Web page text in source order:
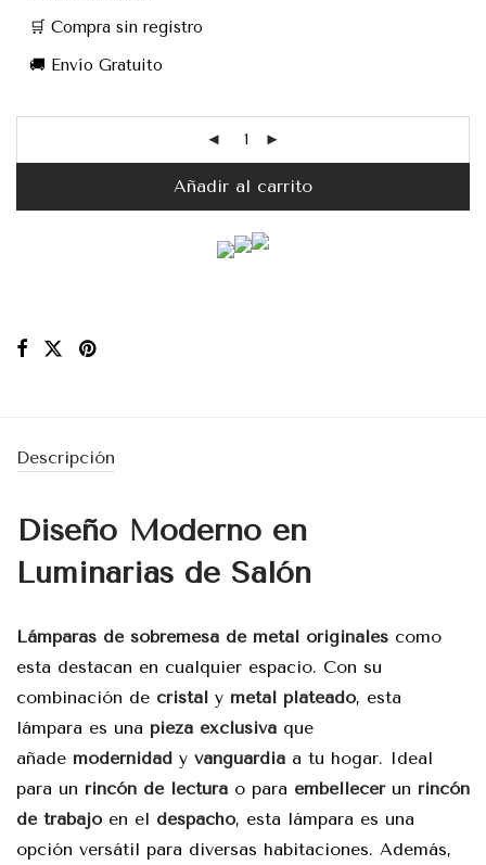
🛒 Compra sin registro
🚚 Envío Gratuito
Añadir al carrito
Descripción
Diseño Moderno en
Luminarias de Salón
Lámparas de sobremesa de metal originales como
esta destacan en cualquier espacio. Con su
combinación de cristal y metal plateado, esta
lámpara es una pieza exclusiva que
añade modernidad y vanguardia a tu hogar. Ideal
para un rincón de lectura o para embellecerun rincón
de trabajoen el despacho, esta lámpara es una
opción versátil para diversas habitaciones. Además,